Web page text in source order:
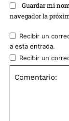
Guardar mi
navegador la
Recibir un
a esta entrada.
Recibir un